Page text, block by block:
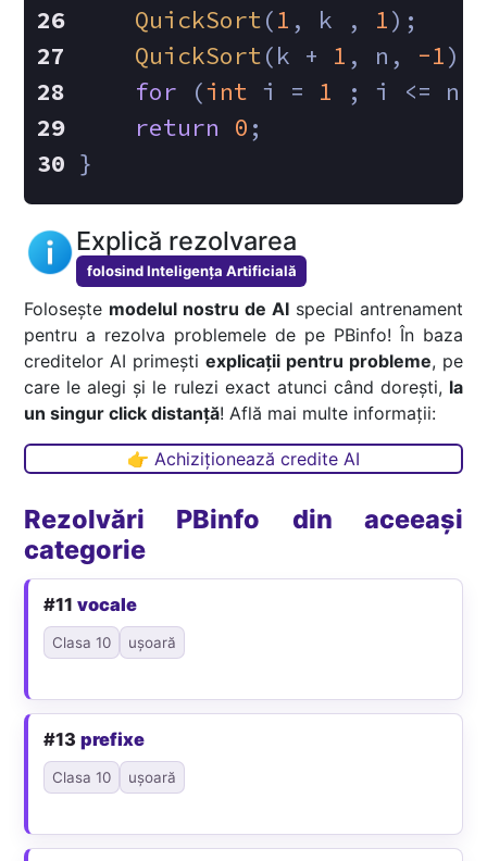
QuickSort(1 , k , 1);
QuickSort(k + 1 , n, -1);
for (int i = 1 ; i <= n
return
0 ;
}
Explică rezolvarea
folosind Inteligența Artificială
Folosește modelul nostru de AIspecial antrenament
pentru a rezolva problemele de pe PBinfo! În baza
creditelor AI primești explicații pentru probleme, pe
care le alegi și le rulezi exact atunci când dorești, la
un singur click distanță! Află mai multe informații:
👉 Achiziționează credite AI
Rezolvări PBinfo din aceeași
categorie
#11vocale
Clasa 10 ușoară
#13prefixe
Clasa 10 ușoară